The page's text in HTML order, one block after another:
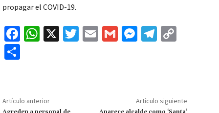
propagar el COVID-19.
Fa
o
W
p
X
T
E
G
M
ge
Te
m Li
p
Artículo anterior Artículo siguiente